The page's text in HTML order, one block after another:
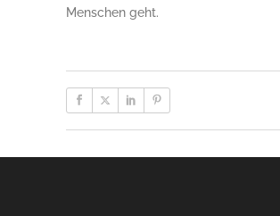
Menschen geht.